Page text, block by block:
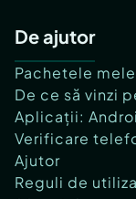
De ajutor
Pachetele mele
De ce să vinzi
Aplicații:
Verificare
Ajutor
Reguli de